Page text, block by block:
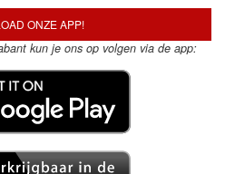
ONZE APP!
kun je ons op volgen via de app: